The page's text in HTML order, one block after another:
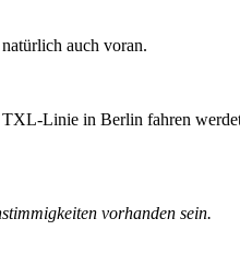
auch voran.
Linie in Berlin fahren
vorhanden sein.